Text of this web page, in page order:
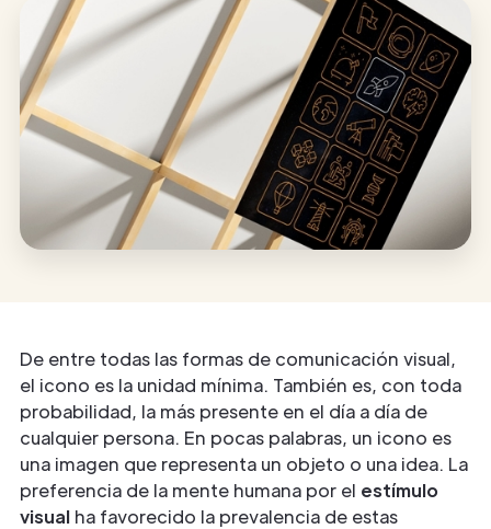
De entre todas las formas de comunicación visual,
el icono es la unidad mínima. También es, con toda
probabilidad, la más presente en el día a día de
cualquier persona. En pocas palabras, un icono es
una imagen que representa un objeto o una idea. La
preferencia de la mente humana por el estímulo
visual ha favorecido la prevalencia de estas